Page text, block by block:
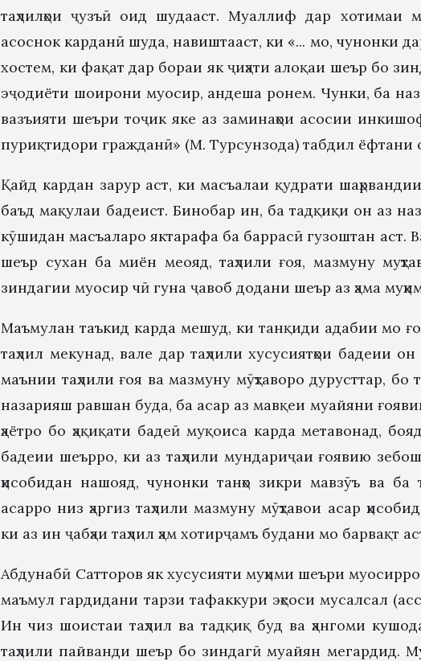
таҳлилҳои ҷузъӣ оид шудааст. Муаллиф дар
асоснок карданӣ шуда, навиштааст, ки «... мо, чунонки
хостем, ки фақат дар бораи як ҷиҳати алоқаи шеър бо
эҷодиёти шоирони муосир, андеша ронем. Чунки, ба
вазъияти шеъри тоҷик яке аз заминаҳои асосии
пуриқтидори гражданӣ» (М. Турсунзода) табдил ёфтани
Қайд кардан зарур аст, ки масъалаи қудрати
баъд мақулаи бадеист. Бинобар ин, ба тадқиқи он аз
кӯшидан масъаларо яктарафа ба баррасӣ гузоштан аст.
шеър сухан ба миён меояд, таҳлили ғоя, мазмуну
зиндагии муосир чӣ гуна ҷавоб додани шеър аз ҳама
Маъмулан таъкид карда мешуд, ки танқиди адабии мо
таҳлил мекунад, вале дар таҳлили хусусиятҳои
маънии таҳлили ғоя ва мазмуну мӯҳтаворо дурусттар,
назарияш равшан буда, ба асар аз мавқеи муайяни
ҳаётро бо ҳақиқати бадеӣ муқоиса карда метавонад,
бадеии шеърро, ки аз таҳлили мундариҷаи ғоявию
ҳисобидан нашояд, чунонки танҳо зикри мавзӯъ ва
асарро низ ҳаргиз таҳлили мазмуну мӯҳтавои асар
ки аз ин ҷабҳаи таҳлил ҳам хотирҷамъ будани мо барвақт
Абдунабӣ Сатторов як хусусияти муҳими шеъри
маъмул гардидани тарзи тафаккури эҳсоси мусалсал
Ин чиз шоистаи таҳлил ва тадқиқ буд ва ҳангоми
таҳлили пайванди шеър бо зиндагӣ муайян мегардид.